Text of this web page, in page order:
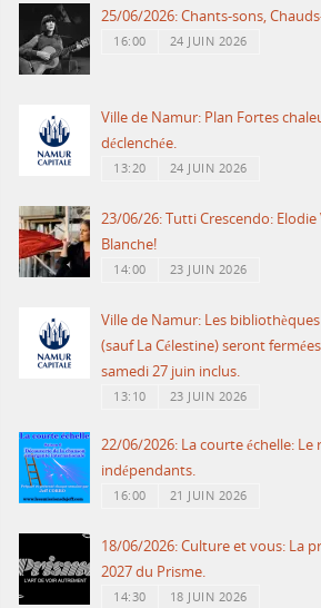
25/06/2026: Chants-sons,
16:00 24 JUIN 2026
Ville de Namur: Plan Fortes
déclenchée.
13:20 24 JUIN 2026
23/06/26: Tutti Crescendo:
Blanche!
14:00 23 JUIN 2026
Ville de Namur: Les
(sauf La Célestine) seront
samedi 27 juin inclus.
13:10 23 JUIN 2026
22/06/2026: La courte échelle:
indépendants.
16:00 21 JUIN 2026
18/06/2026: Culture et vous: La
2027 du Prisme.
14:30 18 JUIN 2026